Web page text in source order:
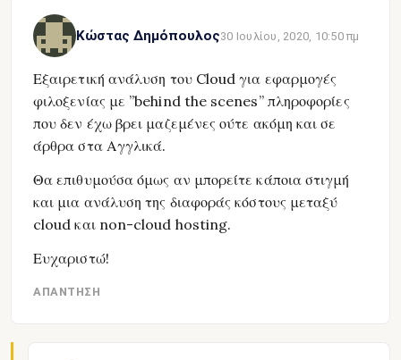
Κώστας Δημόπουλος30 Ιουλίου, 2020, 10:50 πμ
Εξαιρετική ανάλυση του Cloud για εφαρμογές
φιλοξενίας με ”behind the scenes” πληροφορίες
που δεν έχω βρει μαζεμένες ούτε ακόμη και σε
άρθρα στα Αγγλικά.
Θα επιθυμούσα όμως αν μπορείτε κάποια στιγμή
και μια ανάλυση της διαφοράς κόστους μεταξύ
cloud και non-cloud hosting.
Ευχαριστώ!
ΑΠΆΝΤΗΣΗ